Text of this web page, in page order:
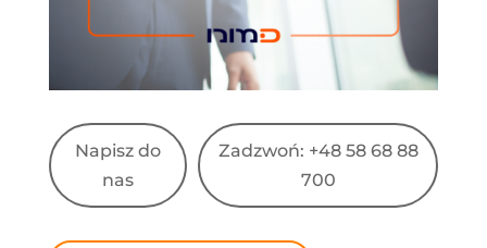
Napisz do
nas
Zadzwoń: +48 58 68 88
700